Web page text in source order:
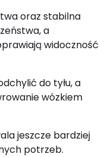
oraz stabilna
a
widoczność
do tyłu, a
wózkiem
jeszcze bardziej
potrzeb.